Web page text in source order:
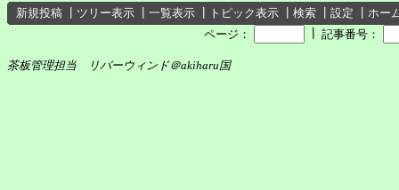
新規投稿 ツリー表示 一覧表示 トピック表示 検索 設定
ホー
ページ：
記事番号：
茶板管理担当 リバーウィンド＠akiharu国